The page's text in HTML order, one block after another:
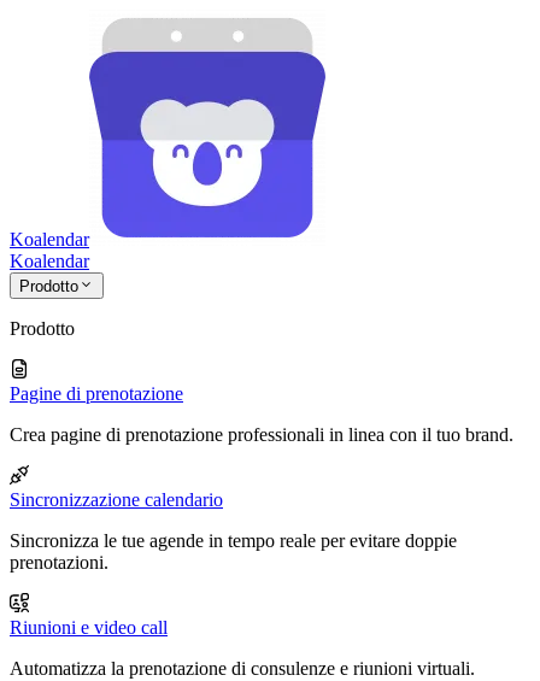
Koalendar
Koalendar
Prodotto
Prodotto
Pagine di prenotazione
Crea pagine di prenotazione professionali in linea con il tuo brand.
Sincronizzazione calendario
Sincronizza le tue agende in tempo reale per evitare doppie
prenotazioni.
Riunioni e video call
Automatizza la prenotazione di consulenze e riunioni virtuali.